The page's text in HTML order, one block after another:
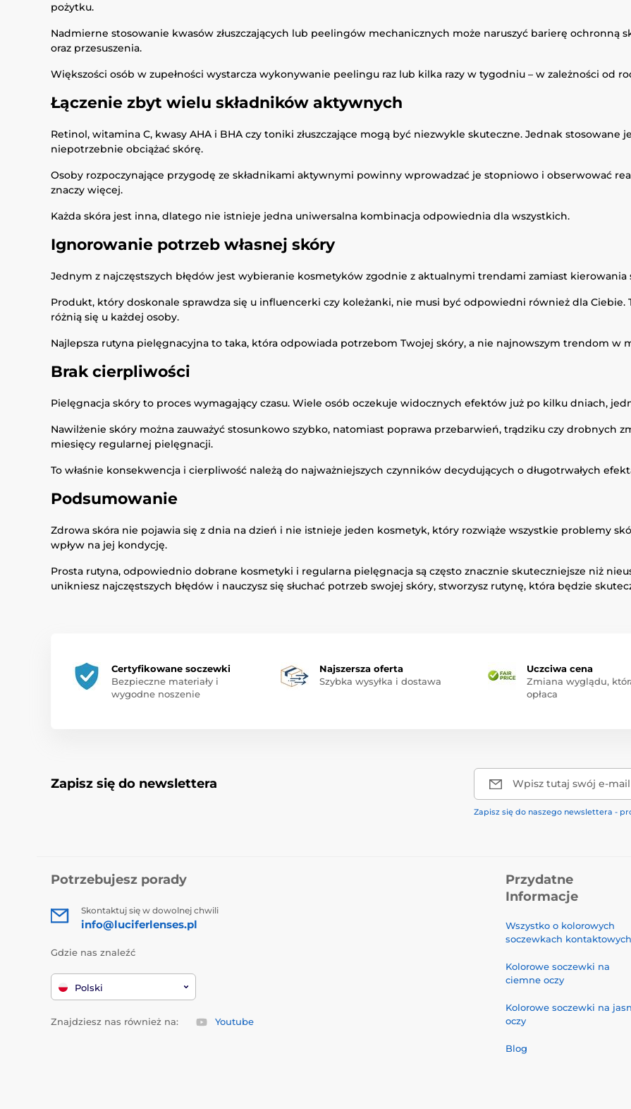
pożytku.
Nadmierne stosowanie kwasów złuszczających lub peelingów mechanicznych może naruszyć barierę ochronną
oraz przesuszenia.
Większości osób w zupełności wystarcza wykonywanie peelingu raz lub kilka razy w tygodniu – w zależności od
Łączenie zbyt wielu składników aktywnych
Retinol, witamina C, kwasy AHA i BHA czy toniki złuszczające mogą być niezwykle skuteczne. Jednak
niepotrzebnie obciążać skórę.
Osoby rozpoczynające przygodę ze składnikami aktywnymi powinny wprowadzać je stopniowo i obserwować
znaczy więcej.
Każda skóra jest inna, dlatego nie istnieje jedna uniwersalna kombinacja odpowiednia dla wszystkich.
Ignorowanie potrzeb własnej skóry
Jednym z najczęstszych błędów jest wybieranie kosmetyków zgodnie z aktualnymi trendami zamiast
Produkt, który doskonale sprawdza się u influencerki czy koleżanki, nie musi być odpowiedni również dla
różnią się u każdej osoby.
Najlepsza rutyna pielęgnacyjna to taka, która odpowiada potrzebom Twojej skóry, a nie najnowszym trendom w
Brak cierpliwości
Pielęgnacja skóry to proces wymagający czasu. Wiele osób oczekuje widocznych efektów już po kilku dniach,
Nawilżenie skóry można zauważyć stosunkowo szybko, natomiast poprawa przebarwień, trądziku czy drobnych
miesięcy regularnej pielęgnacji.
To właśnie konsekwencja i cierpliwość należą do najważniejszych czynników decydujących o długotrwałych
Podsumowanie
Zdrowa skóra nie pojawia się z dnia na dzień i nie istnieje jeden kosmetyk, który rozwiąże wszystkie problemy
wpływ na jej kondycję.
Prosta rutyna, odpowiednio dobrane kosmetyki i regularna pielęgnacja są często znacznie skuteczniejsze niż
unikniesz najczęstszych błędów i nauczysz się słuchać potrzeb swojej skóry, stworzysz rutynę, która będzie
Certyfikowane soczewki
Bezpieczne materiały i
wygodne noszenie
Najszersza oferta
Szybka wysyłka i dostawa
Uczciwa cena
Zmiana wyglądu,
opłaca
Zapisz się do newslettera Wpisz tutaj swój e-mail
Zapisz się do naszego newslettera -
Potrzebujesz porady
Skontaktuj się w dowolnej chwili
info@luciferlenses.pl
Gdzie nas znaleźć
Polski
Znajdziesz nas również na: Youtube
Przydatne
Informacje
Wszystko o kolorowych
soczewkach kontaktowych
Kolorowe soczewki na
ciemne oczy
Kolorowe soczewki na
oczy
Blog